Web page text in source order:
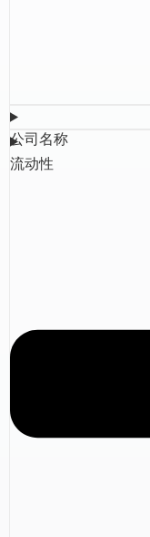
公司名称
流动性